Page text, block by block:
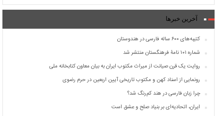
آخرین خبرها
کتیبه‌های ۶۰۰ ساله فارسی در هندوستان
شماره ۱۰۱ نامۀ فرهنگستان منتشر شد
روایت یک قرن صیانت از میراث مکتوب ایران به بیان معاون کتابخانه ملی
رونمایی از اسناد کهن و مکتوب تاریخی آیین اربعین در حرم رضوی
چرا زبان فارسی در هند کم‌رنگ شد؟
ایران، اتحادیه‌ای بر بنیاد صلح و عشق است